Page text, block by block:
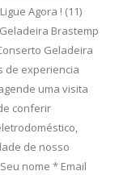
Agora ! (11)
Brastemp
Geladeira
de experiencia
uma visita
conferir
de nosso
nome * Email